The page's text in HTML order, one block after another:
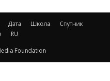
Дата Школа
Спутник
RU
Foundation